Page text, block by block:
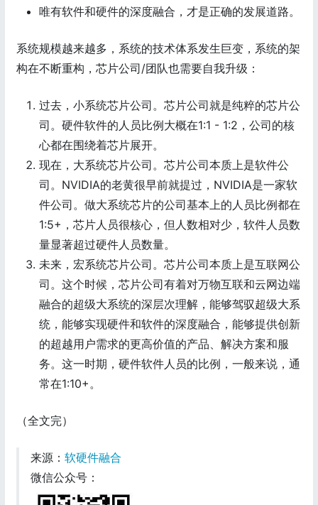
唯有软件和硬件的深度融合，才是正确的发展道路。
系统规模越来越多，系统的技术体系发生巨变，系统的架
构在不断重构，芯片公司/团队也需要自我升级：
过去，小系统芯片公司。芯片公司就是纯粹的芯片公
司。硬件软件的人员比例大概在1:1 - 1:2，公司的核
心都在围绕着芯片展开。
现在，大系统芯片公司。芯片公司本质上是软件公
司。NVIDIA的老黄很早前就提过，NVIDIA是一家软
件公司。做大系统芯片的公司基本上的人员比例都在
1:5+，芯片人员很核心，但人数相对少，软件人员数
量显著超过硬件人员数量。
未来，宏系统芯片公司。芯片公司本质上是互联网公
司。这个时候，芯片公司有着对万物互联和云网边端
融合的超级大系统的深层次理解，能够驾驭超级大系
统，能够实现硬件和软件的深度融合，能够提供创新
的超越用户需求的更高价值的产品、解决方案和服
务。这一时期，硬件软件人员的比例，一般来说，通
常在1:10+。
（全文完）
来源： 软硬件融合
微信公众号：